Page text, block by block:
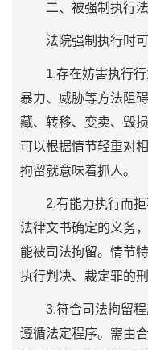
二、被强制执行法
法院强制执行时可
1.存在妨害执行行
暴力、威胁等方法阻
藏、转移、变卖、毁
可以根据情节轻重对
拘留就意味着抓人。
2.有能力执行而拒
法律文书确定的义务
能被司法拘留。情节
执行判决、裁定罪的刑
3.符合司法拘留程
遵循法定程序。需由